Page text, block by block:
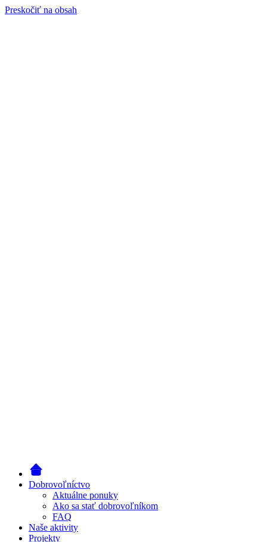
Preskočiť na obsah
Dobrovoľníctvo
Aktuálne ponuky
Ako sa stať dobrovoľníkom
FAQ
Naše aktivity
Projekty